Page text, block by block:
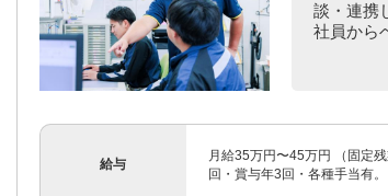
談・連携
社員から
給与
月給35万円〜45万円 （固定
回・賞与年3回・各種手当有